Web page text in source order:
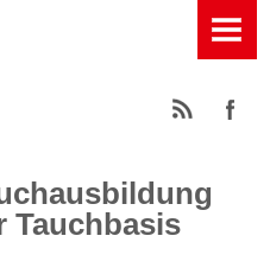
und Leihflaschen
Tauchbasis